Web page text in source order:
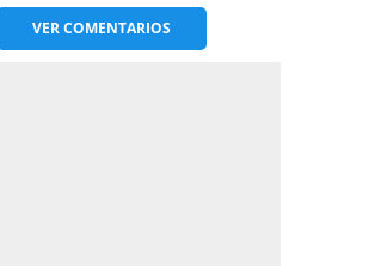
VERCOMENTARIOS